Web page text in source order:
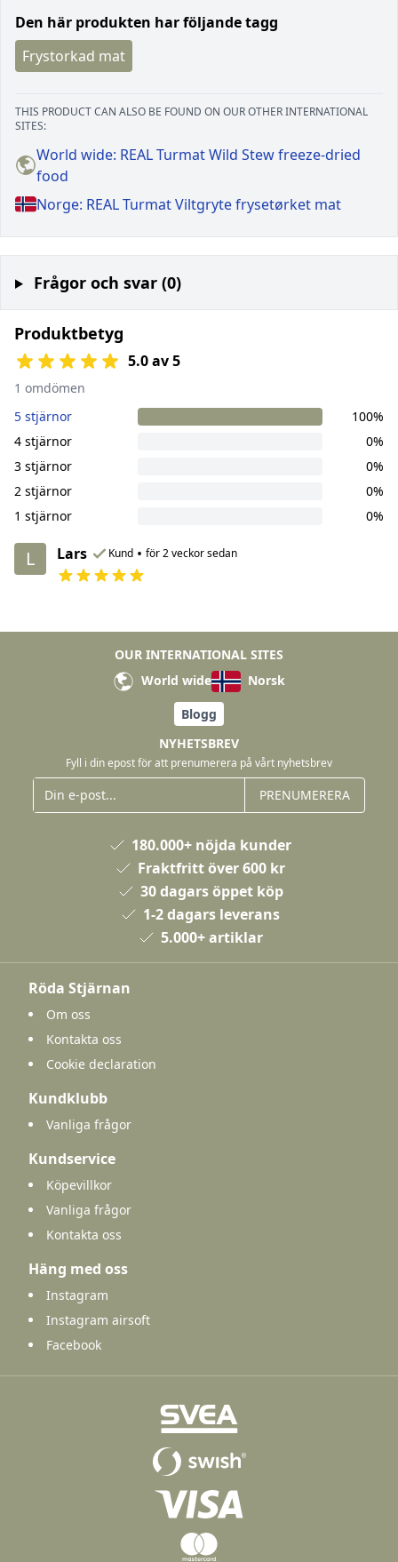
Den här produkten har följande tagg
Frystorkad mat
THIS PRODUCT CAN ALSO BE FOUND ON OUR OTHER INTERNATIONAL
SITES:
World wide: REAL Turmat Wild Stew freeze-dried
food
Norge: REAL Turmat Viltgryte frysetørket mat
Frågor och svar (0)
Produktbetyg
5.0 av 5
1 omdömen
5 stjärnor
100%
4 stjärnor
0%
3 stjärnor
0%
2 stjärnor
0%
1 stjärnor
0%
L Lars Kund • för 2 veckor sedan
OUR INTERNATIONAL SITES
World wide
Norsk
Blogg
NYHETSBREV
Fyll i din epost för att prenumerera på vårt nyhetsbrev
PRENUMERERA
180.000+ nöjda kunder
Fraktfritt över 600 kr
30 dagars öppet köp
1-2 dagars leverans
5.000+ artiklar
Röda Stjärnan
Om oss
Kontakta oss
Cookie declaration
Kundklubb
Vanliga frågor
Kundservice
Köpevillkor
Vanliga frågor
Kontakta oss
Häng med oss
Instagram
Instagram airsoft
Facebook